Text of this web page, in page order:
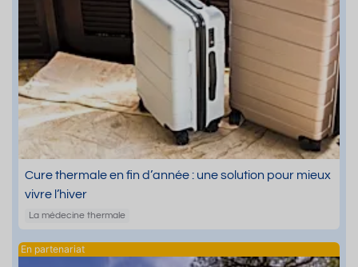
Cure thermale en fin d’année : une solution pour mieux
vivre l’hiver
La médecine thermale